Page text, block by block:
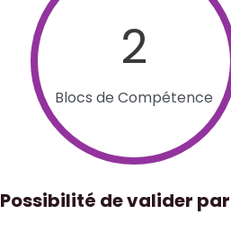
2
Blocs de Compétence
Possibilité de valider